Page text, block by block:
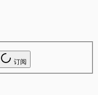
订阅